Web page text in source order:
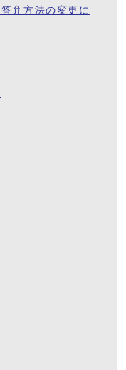
弁方法の変更に